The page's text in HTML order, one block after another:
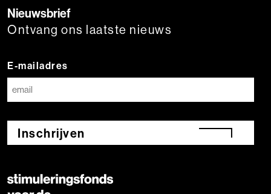
Nieuwsbrief
Ontvang ons laatste nieuws
E-mailadres
Inschrijven